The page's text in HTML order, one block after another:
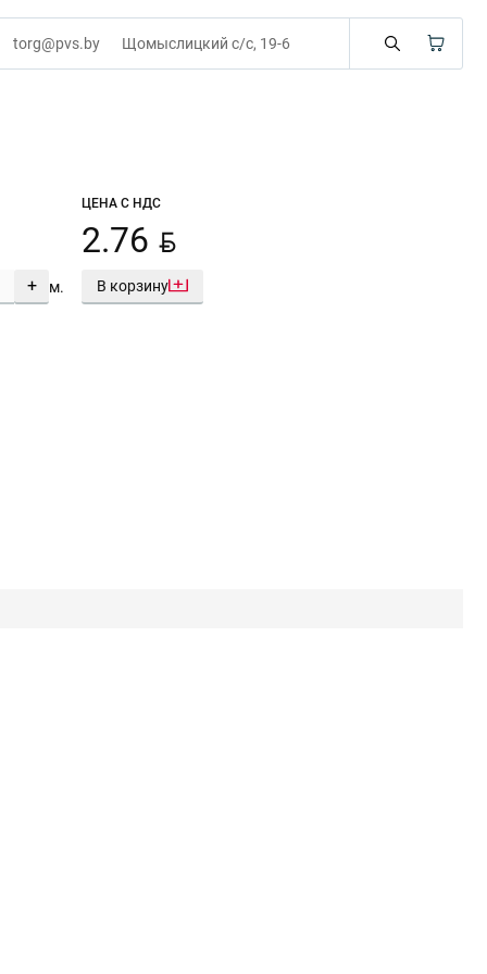
torg@pvs.by Щомыслицкий с/с, 19-6
+ м.
ЦЕНА С НДС
2.76 BYN
В корзину